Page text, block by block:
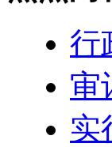
行
审
实